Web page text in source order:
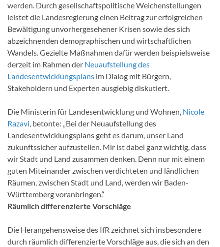
werden. Durch gesellschaftspolitische Weichenstellungen
leistet die Landesregierung einen Beitrag zur erfolgreichen
Bewältigung unvorhergesehener Krisen sowie des sich
abzeichnenden demographischen und wirtschaftlichen
Wandels. Gezielte Maßnahmen dafür werden beispielsweise
derzeit im Rahmen der Neuaufstellung des
Landesentwicklungsplans im Dialog mit Bürgern,
Stakeholdern und Experten ausgiebig diskutiert.
Die Ministerin für Landesentwicklung und Wohnen, Nicole
Razavi, betonte: „Bei der Neuaufstellung des
Landesentwicklungsplans geht es darum, unser Land
zukunftssicher aufzustellen. Mir ist dabei ganz wichtig, dass
wir Stadt und Land zusammen denken. Denn nur mit einem
guten Miteinander zwischen verdichteten und ländlichen
Räumen, zwischen Stadt und Land, werden wir Baden-
Württemberg voranbringen.“
Räumlich differenzierte Vorschläge
Die Herangehensweise des IfR zeichnet sich insbesondere
durch räumlich differenzierte Vorschläge aus, die sich an den